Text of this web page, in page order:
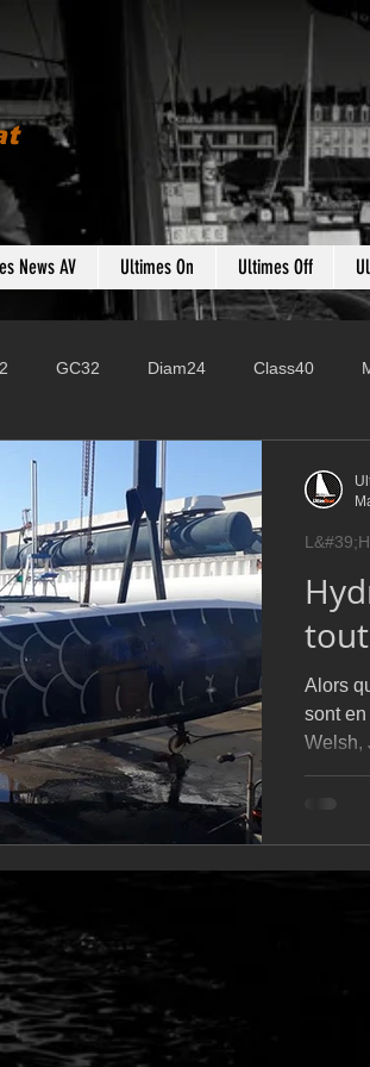
News AV Ultimes On Ultimes Off
GC32 Diam24 Class40
Fast 40 PAC52
Botin 52 Classe 50 Figaro
AC75 Open 7.50
tout
Alors
sont
Welsh,